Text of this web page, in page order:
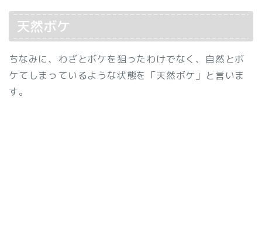
天然ボケ
ちなみに、わざとボケを狙ったわけでなく、自然とボ
ケてしまっているような状態を「天然ボケ」と言いま
す。